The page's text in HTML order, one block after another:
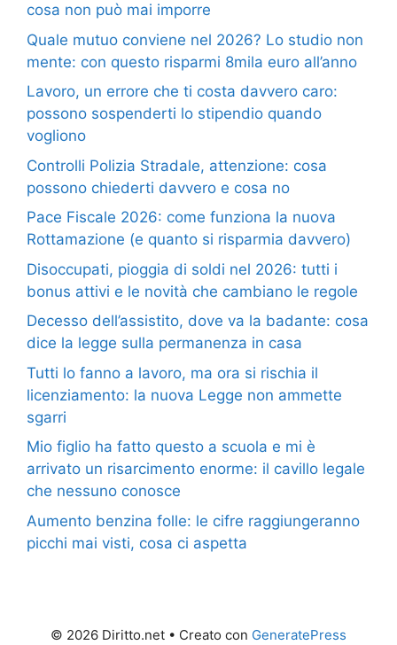
cosa non può mai imporre
Quale mutuo conviene nel 2026? Lo studio non
mente: con questo risparmi 8mila euro all’anno
Lavoro, un errore che ti costa davvero caro:
possono sospenderti lo stipendio quando
vogliono
Controlli Polizia Stradale, attenzione: cosa
possono chiederti davvero e cosa no
Pace Fiscale 2026: come funziona la nuova
Rottamazione (e quanto si risparmia davvero)
Disoccupati, pioggia di soldi nel 2026: tutti i
bonus attivi e le novità che cambiano le regole
Decesso dell’assistito, dove va la badante: cosa
dice la legge sulla permanenza in casa
Tutti lo fanno a lavoro, ma ora si rischia il
licenziamento: la nuova Legge non ammette
sgarri
Mio figlio ha fatto questo a scuola e mi è
arrivato un risarcimento enorme: il cavillo legale
che nessuno conosce
Aumento benzina folle: le cifre raggiungeranno
picchi mai visti, cosa ci aspetta
© 2026 Diritto.net • Creato con GeneratePress